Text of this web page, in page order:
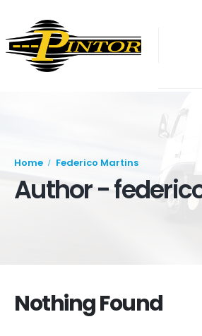
Home Federico Martins
Author -
Nothing Found